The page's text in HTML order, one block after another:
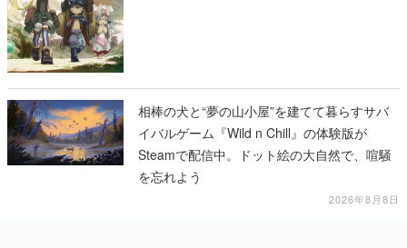
相棒の犬と“夢の山小屋”を建てて暮らすサバ
イバルゲーム『Wild n Chill』の体験版が
Steamで配信中。ドット絵の大自然で、喧騒
を忘れよう
2026年8月8日